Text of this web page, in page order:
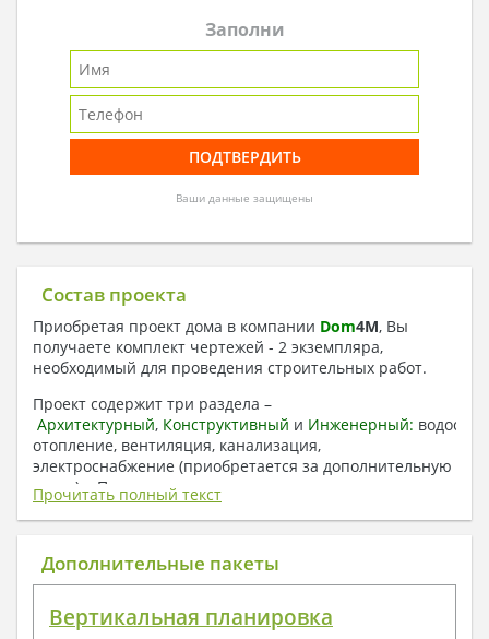
Заполни
Ваши данные защищены
Состав проекта
Приобретая проект дома в компании Dom4M, Вы
получаете комплект чертежей - 2 экземпляра,
необходимый для проведения строительных работ.
Проект содержит три раздела –
Архитектурный, Конструктивный и Инженерный:
отопление, вентиляция, канализация,
электроснабжение (приобретается за дополнительную
плату) + Пояснительная записка.
1. Архитектурный раздел:
Общие данные по проекту
План координационных осей
Поэтажные маркировочные планы с
Прочитать полный текст
Дополнительные пакеты
Вертикальная планировка